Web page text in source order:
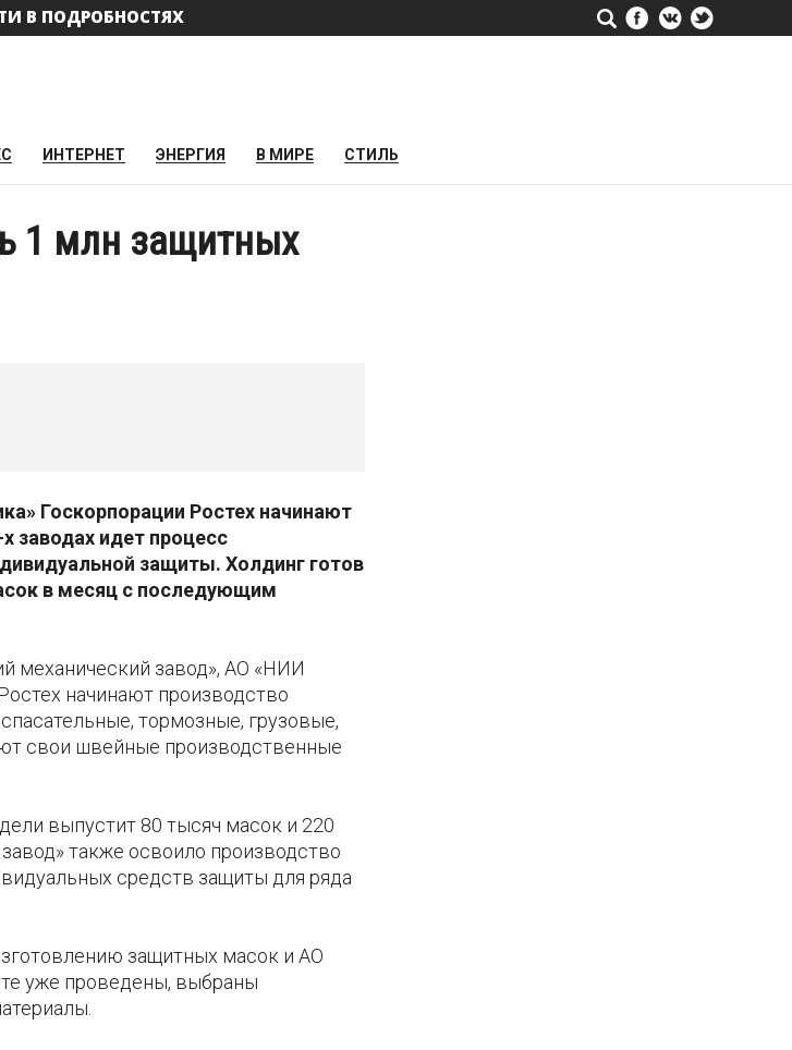
В ПОДРОБНОСТЯХ
ИНТЕРНЕТ ЭНЕРГИЯ В МИРЕ СТИЛЬ
1 млн защитных
Госкорпорации Ростех начинают
заводах идет процесс
защиты. Холдинг готов
в месяц с последующим
механический завод», АО «НИИ
начинают производство
тормозные, грузовые,
свои швейные производственные
выпустит 80 тысяч масок и 220
также освоило производство
средств защиты для ряда
защитных масок и АО
уже проведены, выбраны